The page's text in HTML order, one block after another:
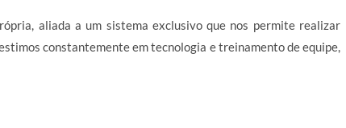
aliada a um sistema exclusivo que nos permite realizar
constantemente em tecnologia e treinamento de equipe,